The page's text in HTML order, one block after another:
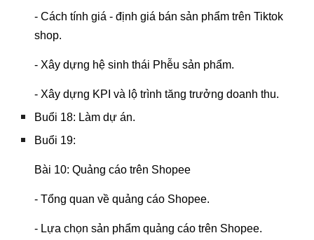
- Cách tính giá - định giá bán sản phẩm trên Tiktok
shop.
- Xây dựng hệ sinh thái Phễu sản phẩm.
- Xây dựng KPI và lộ trình tăng trưởng doanh thu.
Buổi 18: Làm dự án.
Buổi 19:
Bài 10: Quảng cáo trên Shopee
- Tổng quan về quảng cáo Shopee.
- Lựa chọn sản phẩm quảng cáo trên Shopee.